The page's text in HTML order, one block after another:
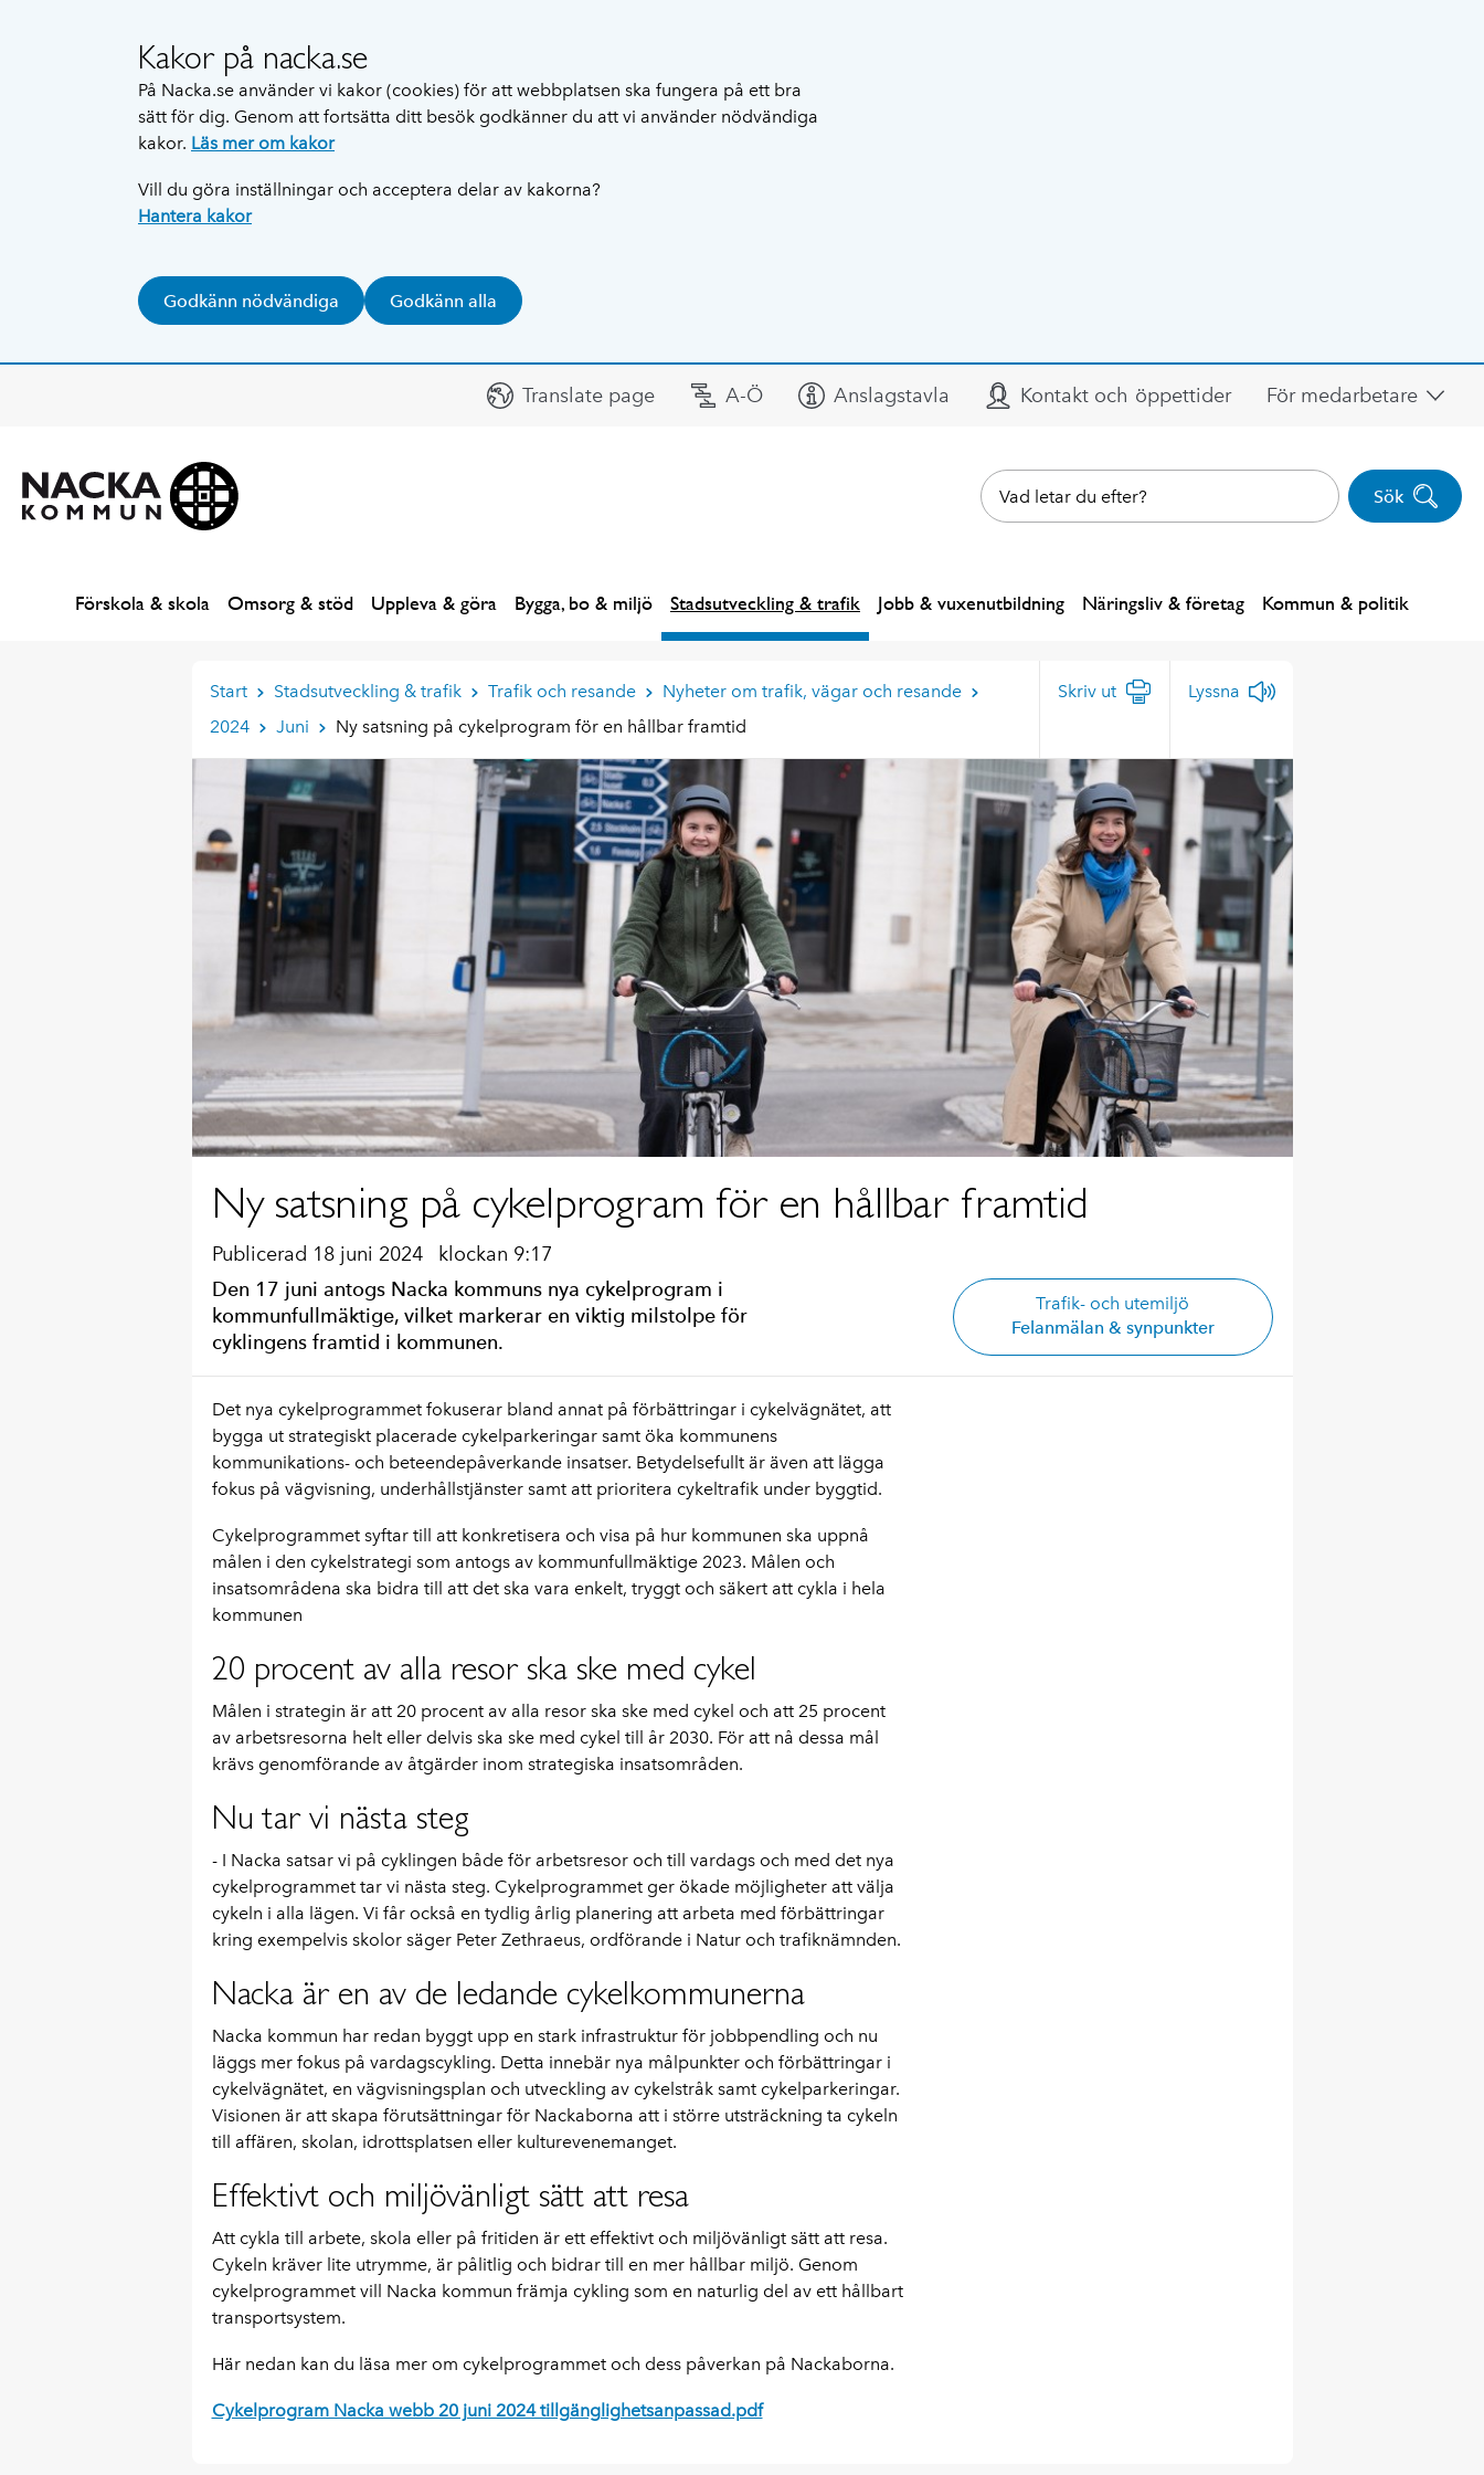
Kakor på nacka.se
På Nacka.se använder vi kakor (cookies) för att webbplatsen ska fungera på ett bra
sätt för dig. Genom att fortsätta ditt besök godkänner du att vi använder nödvändiga
kakor. Läs mer om kakor
Vill du göra inställningar och acceptera delar av kakorna?
Hantera kakor
Godkänn nödvändiga Godkänn alla
Translate page A-Ö Anslagstavla Kontakt och öppettider För medarbetare
Sök
Förskola & skola Omsorg & stöd Uppleva & göra Bygga, bo & miljö Stadsutveckling & trafik Jobb & vuxenutbildning Näringsliv & företag Kommun & politik
Start Stadsutveckling & trafik Trafik och resande
Nyheter om trafik, vägar och resande
2024
Juni Ny satsning på cykelprogram för en hållbar framtid
Skriv ut Lyssna
Ny satsning på cykelprogram för en hållbar framtid
Publicerad 18 juni 2024 klockan 9:17
Den 17 juni antogs Nacka kommuns nya cykelprogram i
kommunfullmäktige, vilket markerar en viktig milstolpe för
cyklingens framtid i kommunen.
Trafik- och utemiljö
Felanmälan & synpunkter
Det nya cykelprogrammet fokuserar bland annat på förbättringar i cykelvägnätet, att
bygga ut strategiskt placerade cykelparkeringar samt öka kommunens
kommunikations- och beteendepåverkande insatser. Betydelsefullt är även att lägga
fokus på vägvisning, underhållstjänster samt att prioritera cykeltrafik under byggtid.
Cykelprogrammet syftar till att konkretisera och visa på hur kommunen ska uppnå
målen i den cykelstrategi som antogs av kommunfullmäktige 2023. Målen och
insatsområdena ska bidra till att det ska vara enkelt, tryggt och säkert att cykla i hela
kommunen
20 procent av alla resor ska ske med cykel
Målen i strategin är att 20 procent av alla resor ska ske med cykel och att 25 procent
av arbetsresorna helt eller delvis ska ske med cykel till år 2030. För att nå dessa mål
krävs genomförande av åtgärder inom strategiska insatsområden.
Nu tar vi nästa steg
- I Nacka satsar vi på cyklingen både för arbetsresor och till vardags och med det nya
cykelprogrammet tar vi nästa steg. Cykelprogrammet ger ökade möjligheter att välja
cykeln i alla lägen. Vi får också en tydlig årlig planering att arbeta med förbättringar
kring exempelvis skolor säger Peter Zethraeus, ordförande i Natur och trafiknämnden.
Nacka är en av de ledande cykelkommunerna
Nacka kommun har redan byggt upp en stark infrastruktur för jobbpendling och nu
läggs mer fokus på vardagscykling. Detta innebär nya målpunkter och förbättringar i
cykelvägnätet, en vägvisningsplan och utveckling av cykelstråk samt cykelparkeringar.
Visionen är att skapa förutsättningar för Nackaborna att i större utsträckning ta cykeln
till affären, skolan, idrottsplatsen eller kulturevenemanget.
Effektivt och miljövänligt sätt att resa
Att cykla till arbete, skola eller på fritiden är ett effektivt och miljövänligt sätt att resa.
Cykeln kräver lite utrymme, är pålitlig och bidrar till en mer hållbar miljö. Genom
cykelprogrammet vill Nacka kommun främja cykling som en naturlig del av ett hållbart
transportsystem.
Här nedan kan du läsa mer om cykelprogrammet och dess påverkan på Nackaborna.
Cykelprogram Nacka webb 20 juni 2024 tillgänglighetsanpassad.pdf